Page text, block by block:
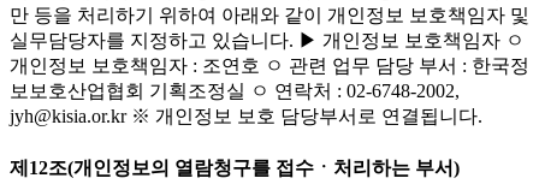
만 등을 처리하기 위하여 아래와 같이 개인정보 보호책임자 및
실무담당자를 지정하고 있습니다. ▶ 개인정보 보호책임자 ㅇ
개인정보 보호책임자 : 조연호 ㅇ 관련 업무 담당 부서 : 한국정
보보호산업협회 기획조정실 ㅇ 연락처 : 02-6748-2002,
jyh@kisia.or.kr ※ 개인정보 보호 담당부서로 연결됩니다.
제12조(개인정보의 열람청구를 접수ㆍ처리하는 부서)